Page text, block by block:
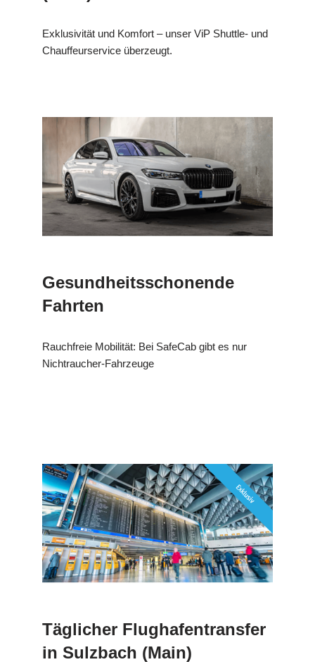
Exklusivität und Komfort – unser ViP Shuttle- und
Chauffeurservice überzeugt.
Gesundheitsschonende
Fahrten
Rauchfreie Mobilität: Bei SafeCab gibt es nur
Nichtraucher-Fahrzeuge
Täglicher Flughafentransfer
in Sulzbach (Main)